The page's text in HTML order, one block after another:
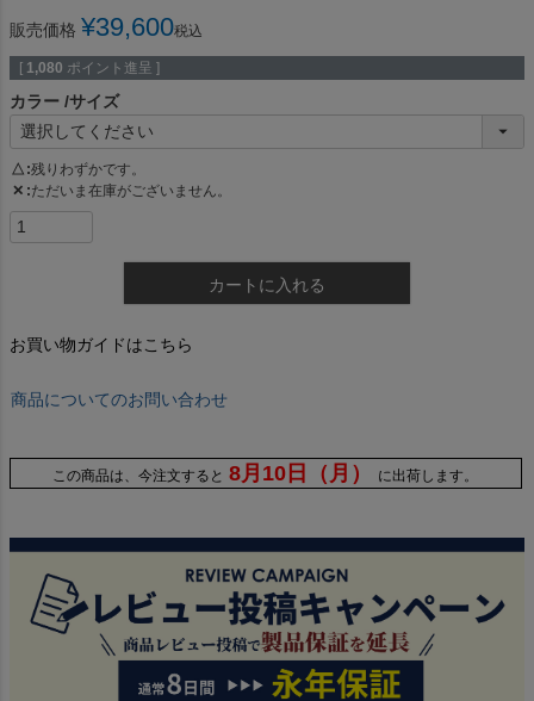
販売価格 ¥39,600税込
[ 1,080 ポイント進呈 ]
カラー サイズ
△ 残りわずかです。
✕ ただいま在庫がございません。
カートに入れる
お買い物ガイドはこちら
商品についてのお問い合わせ